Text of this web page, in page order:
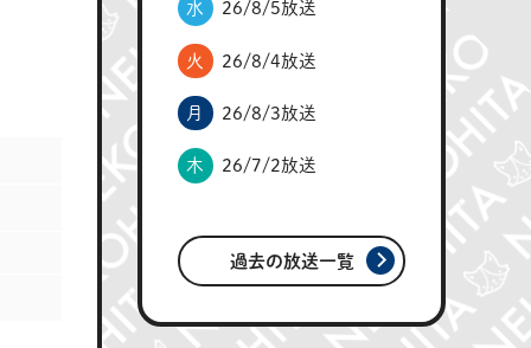
水 26/8/5放送
火 26/8/4放送
月 26/8/3放送
木 26/7/2放送
過去の放送一覧